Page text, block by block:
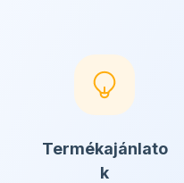
Termékajánlato
k